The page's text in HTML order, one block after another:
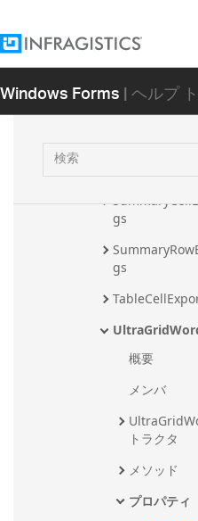
Windows Forms| ヘルプ
検
索
gs
gs
概要
メンバ
トラクタ
メソッド
プロパティ